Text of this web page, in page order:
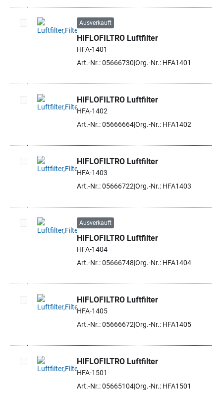
Artikel auswählen
Ausverkauft
HIFLOFILTRO Luftfilter
HFA-1401
Art.-Nr.: 05666730 Org.-Nr.: HFA1401
Artikel auswählen
HIFLOFILTRO Luftfilter
HFA-1402
Art.-Nr.: 05666664Org.-Nr.: HFA1402
Artikel auswählen
HIFLOFILTRO Luftfilter
HFA-1403
Art.-Nr.: 05666722 Org.-Nr.: HFA1403
Artikel auswählen
Ausverkauft
HIFLOFILTRO Luftfilter
HFA-1404
Art.-Nr.: 05666748 Org.-Nr.: HFA1404
Artikel auswählen
HIFLOFILTRO Luftfilter
HFA-1405
Art.-Nr.: 05666672 Org.-Nr.: HFA1405
Artikel auswählen
HIFLOFILTRO Luftfilter
HFA-1501
Art.-Nr.: 05665104Org.-Nr.: HFA1501